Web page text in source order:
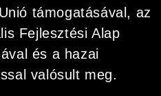
támogatásával, az
Fejlesztési Alap
és a hazai
valósult meg.